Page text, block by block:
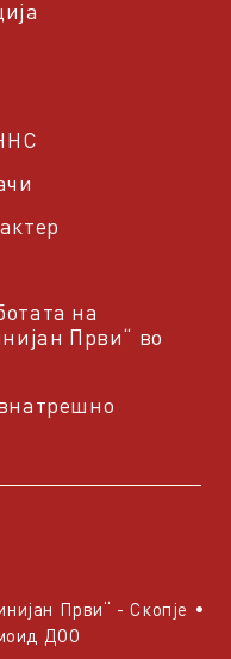
на
Први“ во
Први“ - Скопје •
ДОО